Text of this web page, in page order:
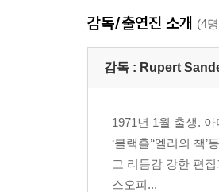
감독/출연진 소개 (4
감독 : Rupert
1971년 1월 출생.
‘블랙홀’‘엘리의
고 리듬감 강한 편
스오피...